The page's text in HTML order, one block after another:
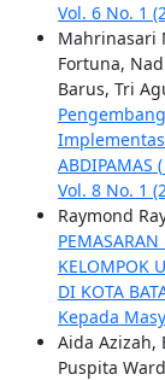
Vol. 6 No. 1
Mahrinasari
Fortuna,
Barus, Tri
Vol. 8 No. 1
Raymond
KELOMPOK
DI KOTA
Kepada
Aida Azizah,
Puspita